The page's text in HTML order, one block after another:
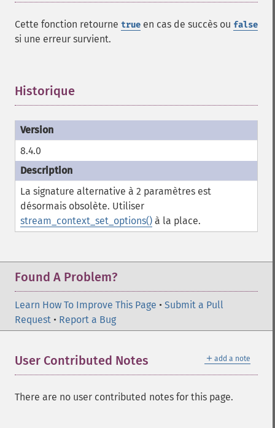
Cette fonction retourne true en cas de succès ou false
si une erreur survient.
Historique
8.4.0
La signature alternative à 2 paramètres est
désormais obsolète. Utiliser
stream_context_set_options() à la place.
Found A Problem?
Learn How To Improve This Page • Submit a Pull
Request • Report a Bug
＋ add a note
User Contributed Notes
There are no user contributed notes for this page.